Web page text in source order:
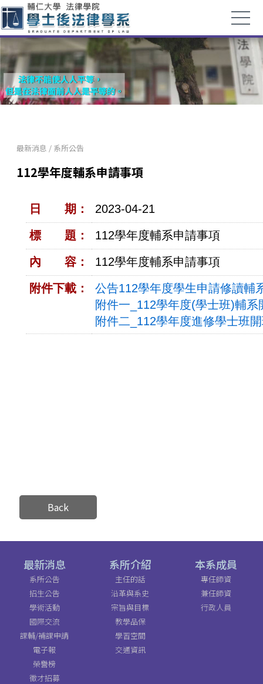
最新消息 / 系所公告
112學年度輔系申請事項
日 期： 2023-04-21
標 題： 112學年度輔系申請事項
內 容： 112學年度輔系申請事項
附件下載：
公告112學年度學生申請修讀輔
附件一_112學年度(學士班)輔
附件二_112學年度進修學士班
Back
最新消息
系所公告
招生公告
學術活動
國際交流
課輔/補課申請
電子報
榮譽榜
徵才招募
系所介紹
主任的話
沿革與系史
宗旨與目標
教學品保
學習空間
交通資訊
本系成員
專任師資
兼任師資
行政人員